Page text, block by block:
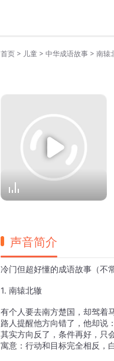
首页 > 儿童 > 中华成语故事 > 南辕
声音简介
冷门但超好懂的成语故事（不
1. 南辕北辙
有个人要去南方楚国，却驾着
路人提醒他方向错了，他却说
其实方向反了，条件再好，只
寓意：行动和目标完全相反，